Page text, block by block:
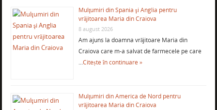
Mulţumiri din Spania şi Anglia pentru
vrăjitoarea Maria din Craiova
8 august 2026
Am ajuns la doamna vrăjitoare Maria din
Craiova care m-a salvat de farmecele pe care
…Citește în continuare »
Mulţumiri din America de Nord pentru
vrăjitoarea Maria din Craiova